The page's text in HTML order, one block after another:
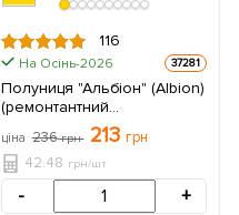
116
На Осінь-2026 37281
Полуниця "Альбіон" (Albion)
(ремонтантний
великоплідний сорт) 5 шт в
упаковці
ціна 236грн 213 грн
42.48 грн/шт
- +